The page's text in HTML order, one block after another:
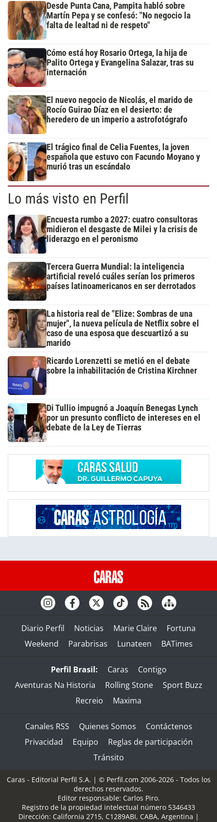
Desde Punta Cana, Pampita habló sobre
Martín Pepa y se confesó: "No negocio la
falta de lealtad ni de respeto"
Cómo está hoy Rosario Ortega, la hija de
Palito Ortega y Evangelina Salazar, tras su
internación
El nuevo negocio de Nicolás, el marido de
Rocío Guirao Díaz en el desierto: de
heredero de un imperio a astrofotógrafo
El trágico final de Celia Fuentes, la joven
española que estuvo con Facundo Moyano y
murió tras un escándalo
Lo más visto en Perfil
Encuesta rumbo a 2027: cuatro consultoras
midieron el desgaste de Milei y la crisis de
liderazgo en el peronismo
Tercera Guerra Mundial: la inteligencia
artificial reveló cuáles serían los primeros
países latinoamericanos en ser derrotados
La historia real de "Elize: Sombras de una
mujer", la nueva película de Netflix sobre el
caso de una esposa que descuartizó a su
marido
Ricardo Lorenzetti se metió en el debate
sobre la inhabilitación de Cristina Kirchner
Di Tullio impugnó a Joaquín Benegas Lynch
por un presunto conflicto de intereses en el
debate de la Ley de Tierras
Diario Perfil Noticias Marie Claire
Fortuna
Weekend
Parabrisas Lunateen BATimes
Perfil Brasil: Caras
Contigo
Aventuras Na Historia
Rolling Stone
Sport Buzz
Recreio
Maxima
Canales RSS Quienes Somos
Contáctenos
Privacidad
Equipo
Reglas de participación
Tránsito
Caras - Editorial Perfil S.A. | © Perfil.com 2006-2026 - Todos los
derechos reservados.
Editor responsable: Carlos Piro.
Registro de la propiedad intelectual número 5346433
Dirección: California 2715, C1289ABI, CABA, Argentina |